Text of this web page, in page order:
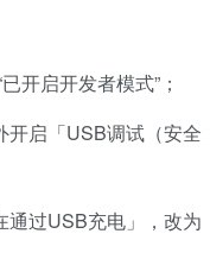
开启开发者模式”；
启「USB调试（安全
过USB充电」，改为